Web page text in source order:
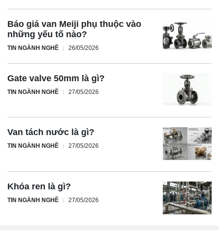
Báo giá van Meiji phụ thuộc vào
những yếu tố nào?
TIN NGÀNH NGHỀ 26/05/2026
Gate valve 50mm là gì?
TIN NGÀNH NGHỀ 27/05/2026
Van tách nước là gì?
TIN NGÀNH NGHỀ 27/05/2026
Khóa ren là gì?
TIN NGÀNH NGHỀ 27/05/2026